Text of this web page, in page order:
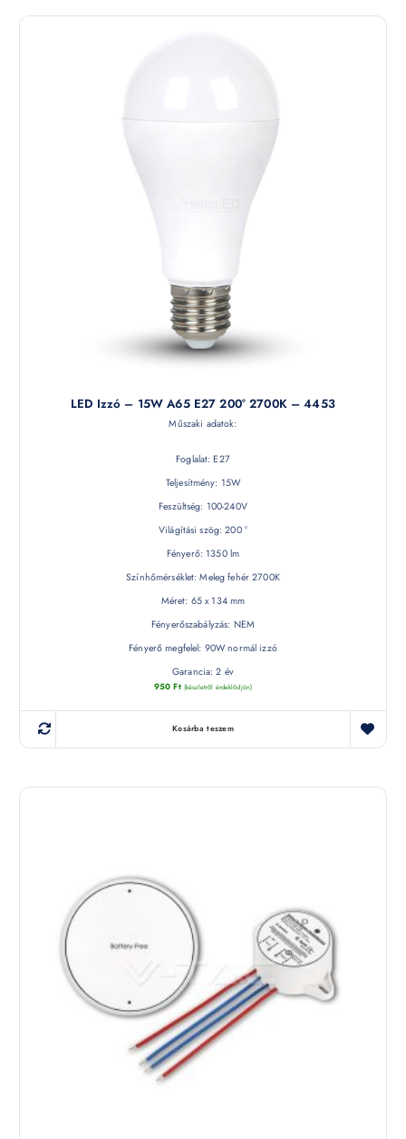
LED Izzó – 15W A65 E27 200° 2700K – 4453
Műszaki adatok:
Foglalat: E27
Teljesítmény: 15W
Feszültség: 100-240V
Világítási szög: 200 °
Fényerő: 1350 lm
Színhőmérséklet: Meleg fehér 2700K
Méret: 65 x 134 mm
Fényerőszabályzás: NEM
Fényerő megfelel: 90W normál izzó
Garancia: 2 év
950Ft (készletről érdeklődjön)
Kosárba teszem